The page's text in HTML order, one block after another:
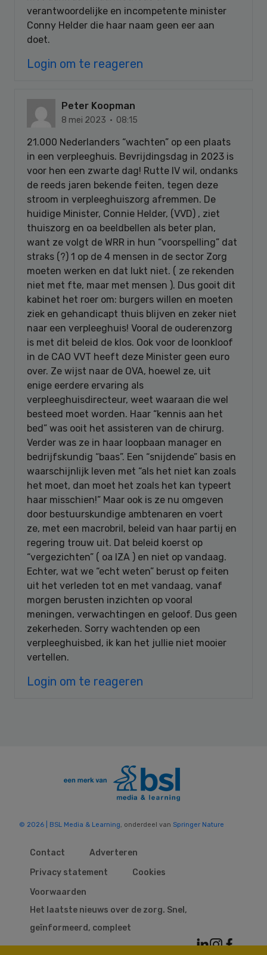
verantwoordelijke en incompetente minister
Conny Helder die haar naam geen eer aan
doet.
Login om te reageren
Peter Koopman
8 mei 2023 · 08:15
21.000 Nederlanders “wachten” op een plaats
in een verpleeghuis. Bevrijdingsdag in 2023 is
voor hen een zwarte dag! Rutte IV wil, ondanks
de reeds jaren bekende feiten, tegen deze
stroom in verpleeghuiszorg afremmen. De
huidige Minister, Connie Helder, (VVD) , ziet
thuiszorg en oa beeldbellen als beter plan,
want ze volgt de WRR in hun “voorspelling” dat
straks (?) 1 op de 4 mensen in de sector Zorg
moeten werken en dat lukt niet. ( ze rekenden
niet met fte, maar met mensen ). Dus gooit dit
kabinet het roer om: burgers willen en moeten
ziek en gehandicapt thuis blijven en zeker niet
naar een verpleeghuis! Vooral de ouderenzorg
is met dit beleid de klos. Ook voor de loonkloof
in de CAO VVT heeft deze Minister geen euro
over. Ze wijst naar de OVA, hoewel ze, uit
enige eerdere ervaring als
verpleeghuisdirecteur, weet waaraan die wel
besteed moet worden. Haar “kennis aan het
bed” was ooit het assisteren van de chirurg.
Verder was ze in haar loopbaan manager en
bedrijfskundig “baas”. Een “snijdende” basis en
waarschijnlijk leven met “als het niet kan zoals
het moet, dan moet het zoals het kan typeert
haar misschien!” Maar ook is ze nu omgeven
door bestuurskundige ambtenaren en voert
ze, met een macrobril, beleid van haar partij en
regering trouw uit. Dat beleid koerst op
“vergezichten” ( oa IZA ) en niet op vandaag.
Echter, wat we “echt weten” berust op feiten
uit het verleden tot en met vandaag, vanaf
morgen berusten inzichten op vooral
meningen, verwachtingen en geloof. Dus geen
zekerheden. Sorry wachtenden op een
verpleeghuisbed, ik kan het jullie niet mooier
vertellen.
Login om te reageren
© 2026 | BSL Media & Learning, onderdeel van Springer Nature
Contact
Adverteren
Privacy statement
Cookies
Voorwaarden
Het laatste nieuws over de zorg. Snel,
geïnformeerd, compleet